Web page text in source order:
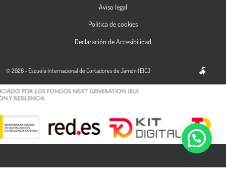
Aviso legal
Política de cookies
Declaración de Accesibilidad
© 2026 - Escuela Internacional de Cortadores de Jamón | EICJ